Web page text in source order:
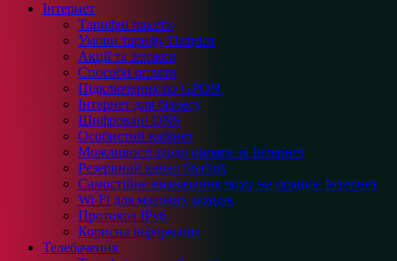
Інтернет
Тарифні пакети
Умови тарифу Патріот
Акції та знижки
Способи оплати
Підключення по GPON
Інтернет для бізнесу
Шифровані DNS
Особистий кабінет
Можливості щодо оплати за Інтернет
Резервний канал Starlink
Самостійне визначення чому не працює Інтернет
Wi-Fi для масових заходів
Протокол IPv6
Корисна інформація
Телебачення